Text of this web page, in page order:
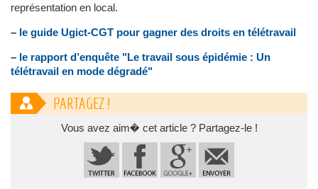
représentation en local.
– le guide Ugict-CGT pour gagner des droits en télétravail
– le rapport d’enquête "Le travail sous épidémie : Un
télétravail en mode dégradé"
PARTAGEZ !
Vous avez aim� cet article ? Partagez-le !